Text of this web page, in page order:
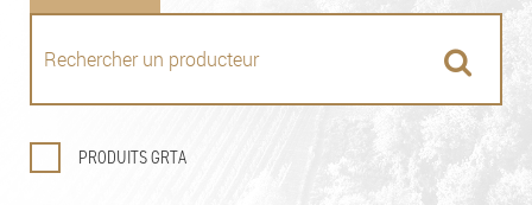
PRODUITS GRTA